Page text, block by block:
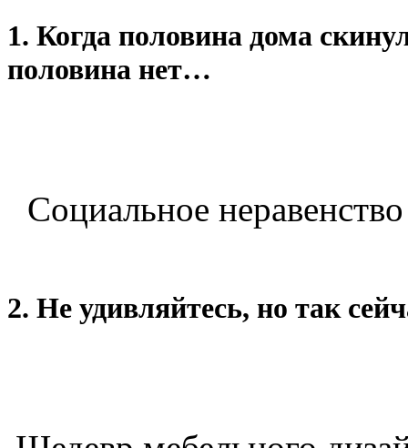
1. Когда половина дома
половина нет…
Социальное
2. Не удивляйтесь, но так